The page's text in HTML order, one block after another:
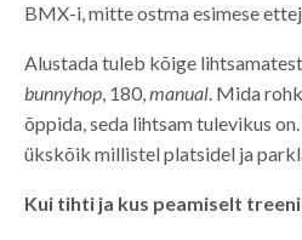
BMX-i, mitte ostma esimese
Alustada tuleb kõige
bunnyhop, 180,manual. Mida
õppida, seda lihtsam tulevikus
ükskõik millistel platsidel ja
Kui tihti ja kus peamiselt